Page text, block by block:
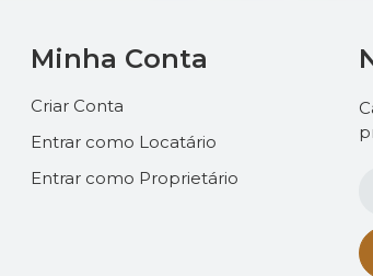
Minha Conta
Criar Conta
Entrar como Locatário
Entrar como Proprietário